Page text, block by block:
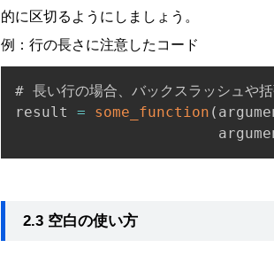
的に区切るようにしましょう。
例：行の長さに注意したコード
# 長い行の場合、バックスラッシュや
result = some_function (
2.3 空白の使い方